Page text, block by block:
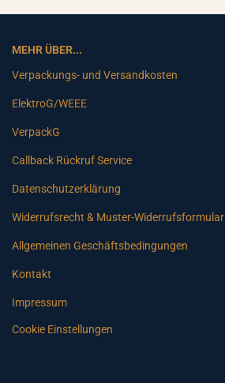
MEHR ÜBER...
Verpackungs- und Versandkosten
ElektroG/WEEE
VerpackG
Callback Rückruf Service
Datenschutzerklärung
Widerrufsrecht & Muster-Widerrufsformular
Allgemeinen Geschäftsbedingungen
Kontakt
Impressum
Cookie Einstellungen